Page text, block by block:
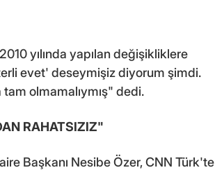
yılında yapılan değişikliklere
evet' deseymişiz diyorum şimdi.
tam olmamalıymış" dedi.
RAHATSIZIZ"
Başkanı Nesibe Özer, CNN Türk'te